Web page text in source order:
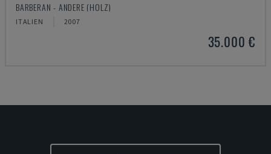
BARBERAN - ANDERE (HOLZ)
ITALIEN 2007
35.000 €